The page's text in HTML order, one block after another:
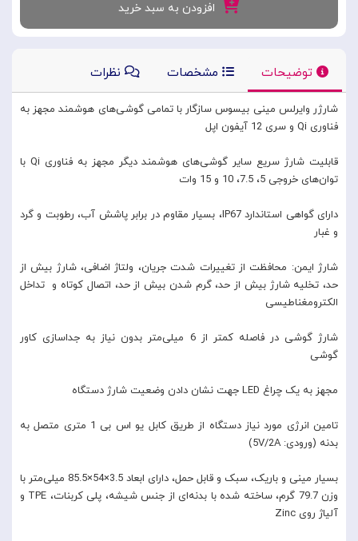
افزودن به سبد خرید
توضیحات مشخصات نظرات
شارژر وایرلس مینی بیسوس سازگار با تمامی گوشی‌های هوشمند مجهز به
فناوری Qi و سری 12 آیفون اپل
قابلیت شارژ سریع سایر گوشی‌های هوشمند دیگر مجهز به فناوری Qi با
توان‌های خروجی 5، 7.5، 10 و 15 وات
دارای گواهی استاندارد IP67، بسیار مقاوم در برابر پاشش آب، رطوبت و گرد
و غبار
شارژ ایمن: محافظت از تغییرات شدت جریان، ولتاژ اضافی، شارژ بیش از
حد، تخلیه شارژ بیش از حد، گرم شدن بیش از حد، اتصال کوتاه و تداخل
الکترومغناطیسی
شارژ گوشی در فاصله کمتر از 6 میلی‌متر بدون نیاز به جداسازی کاور
گوشی
مجهز به یک چراغ LED جهت نشان دادن وضعیت شارژ دستگاه
تامین انرژی مورد نیاز دستگاه از طریق کابل یو اس بی 1 متری متصل به
بدنه (ورودی: 5V/2A)
بسیار مینی و باریک، سبک و قابل حمل، دارای ابعاد 3.5×54×85.5 میلی‌متر با
وزن 79.7 گرم، ساخته شده با بدنه‌ای از جنس شیشه، پلی کربنات، TPE و
آلیاژ روی Zinc